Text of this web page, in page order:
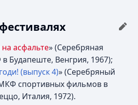
асфальте» (Серебряная
Будапеште, Венгрия, 1967);
(выпуск 4)» (Серебряный
спортивных фильмов в
Италия, 1972).